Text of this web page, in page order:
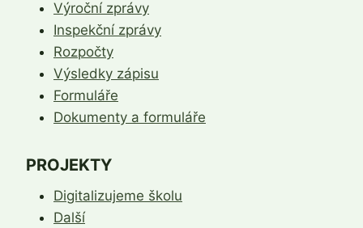
Výroční zprávy
Inspekční zprávy
Rozpočty
Výsledky zápisu
Formuláře
Dokumenty a formuláře
PROJEKTY
Digitalizujeme školu
Další